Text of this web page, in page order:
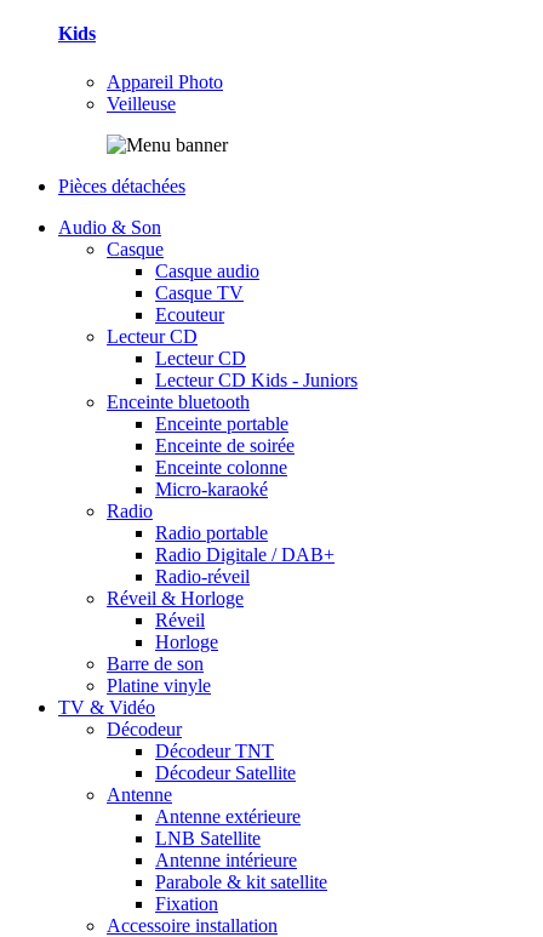
Kids
Appareil Photo
Veilleuse
Pièces détachées
Audio & Son
Casque
Casque audio
Casque TV
Ecouteur
Lecteur CD
Lecteur CD
Lecteur CD Kids - Juniors
Enceinte bluetooth
Enceinte portable
Enceinte de soirée
Enceinte colonne
Micro-karaoké
Radio
Radio portable
Radio Digitale / DAB+
Radio-réveil
Réveil & Horloge
Réveil
Horloge
Barre de son
Platine vinyle
TV & Vidéo
Décodeur
Décodeur TNT
Décodeur Satellite
Antenne
Antenne extérieure
LNB Satellite
Antenne intérieure
Parabole & kit satellite
Fixation
Accessoire installation